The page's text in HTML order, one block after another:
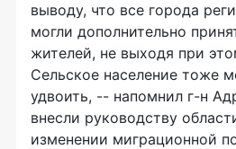
выводу, что все города
могли дополнительно
жителей, не выходя при
Сельское население тоже
удвоить, -- напомнил г-н
внесли руководству
изменении миграционной